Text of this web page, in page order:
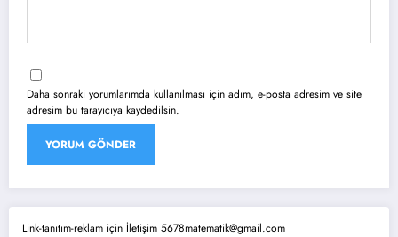
Daha sonraki yorumlarımda kullanılması için adım, e-posta adresim ve site
adresim bu tarayıcıya kaydedilsin.
Link-tanıtım-reklam için İletişim 5678matematik@gmail.com